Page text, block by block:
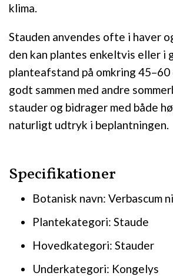
klima.
Stauden anvendes ofte i haver
den kan plantes enkeltvis eller i
planteafstand på omkring 45–60
godt sammen med andre
stauder og bidrager med både
naturligt udtryk i beplantningen.
Specifikationer
Botanisk navn: Verbascum
Plantekategori: Staude
Hovedkategori: Stauder
Underkategori: Kongelys